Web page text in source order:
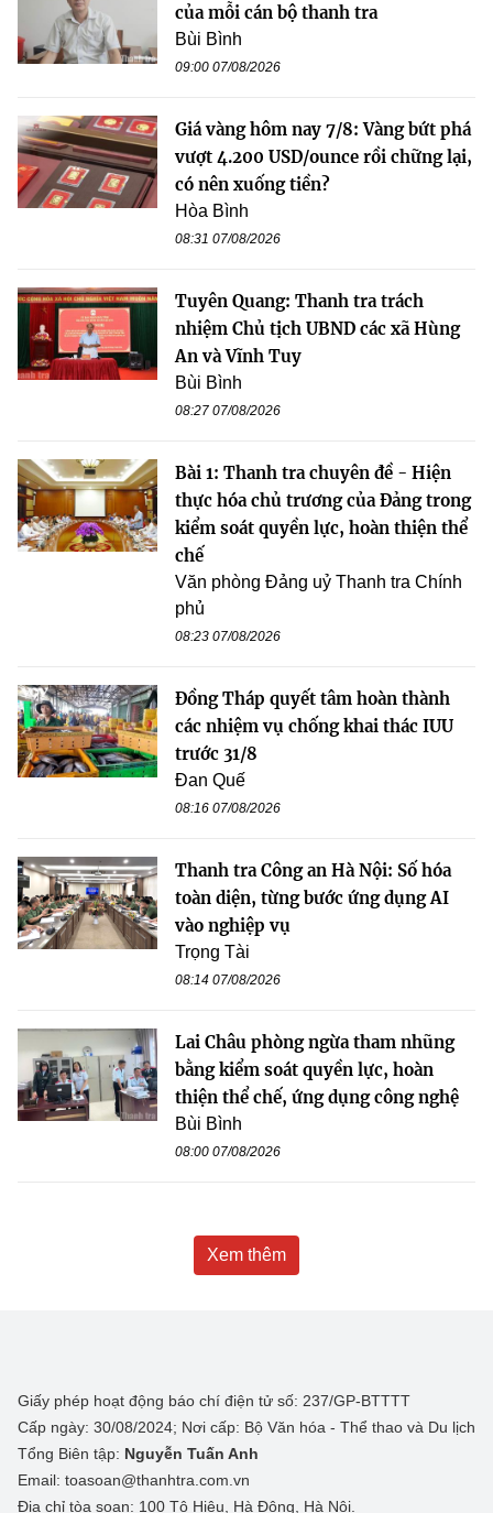
của mỗi cán bộ thanh tra
Bùi Bình
09:00 07/08/2026
Giá vàng hôm nay 7/8: Vàng bứt phá
vượt 4.200 USD/ounce rồi chững lại,
có nên xuống tiền?
Hòa Bình
08:31 07/08/2026
Tuyên Quang: Thanh tra trách
nhiệm Chủ tịch UBND các xã Hùng
An và Vĩnh Tuy
Bùi Bình
08:27 07/08/2026
Bài 1: Thanh tra chuyên đề - Hiện
thực hóa chủ trương của Đảng trong
kiểm soát quyền lực, hoàn thiện thể
chế
Văn phòng Đảng uỷ Thanh tra Chính
phủ
08:23 07/08/2026
Đồng Tháp quyết tâm hoàn thành
các nhiệm vụ chống khai thác IUU
trước 31/8
Đan Quế
08:16 07/08/2026
Thanh tra Công an Hà Nội: Số hóa
toàn diện, từng bước ứng dụng AI
vào nghiệp vụ
Trọng Tài
08:14 07/08/2026
Lai Châu phòng ngừa tham nhũng
bằng kiểm soát quyền lực, hoàn
thiện thể chế, ứng dụng công nghệ
Bùi Bình
08:00 07/08/2026
Xem thêm
Giấy phép hoạt động báo chí điện tử số: 237/GP-BTTTT
Cấp ngày: 30/08/2024; Nơi cấp: Bộ Văn hóa - Thể thao và Du lịch
Tổng Biên tập: Nguyễn Tuấn Anh
Email: toasoan@thanhtra.com.vn
Địa chỉ tòa soạn: 100 Tô Hiệu, Hà Đông, Hà Nội.